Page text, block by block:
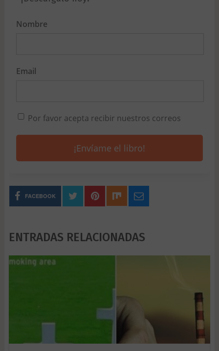
Nombre
Email
Por favor acepta recibir nuestros correos
¡Envíame el libro!
FACEBOOK
ENTRADAS RELACIONADAS